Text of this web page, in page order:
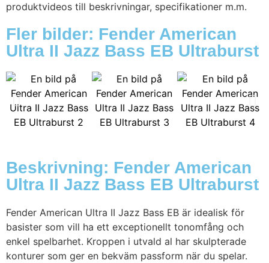
produktvideos till beskrivningar, specifikationer m.m.
Fler bilder: Fender American
Ultra II Jazz Bass EB Ultraburst
Beskrivning: Fender American
Ultra II Jazz Bass EB Ultraburst
Fender American Ultra II Jazz Bass EB är idealisk för
basister som vill ha ett exceptionellt tonomfång och
enkel spelbarhet. Kroppen i utvald al har skulpterade
konturer som ger en bekväm passform när du spelar.